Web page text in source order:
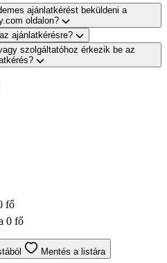
ajánlatkérést beküldeni a
oldalon?
ajánlatkérésre?
szolgáltatóhoz érkezik be az
fő
0 fő
Mentés a listára